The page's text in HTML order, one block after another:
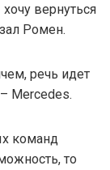
вернуться
Ромен.
речь идет
Mercedes.
команд
то